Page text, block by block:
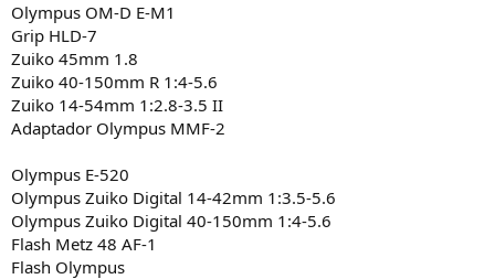
Olympus OM-D E-M1
Grip HLD-7
Zuiko 45mm 1.8
Zuiko 40-150mm R 1:4-5.6
Zuiko 14-54mm 1:2.8-3.5 II
Adaptador Olympus MMF-2
Olympus E-520
Olympus Zuiko Digital 14-42mm 1:3.5-5.6
Olympus Zuiko Digital 40-150mm 1:4-5.6
Flash Metz 48 AF-1
Flash Olympus